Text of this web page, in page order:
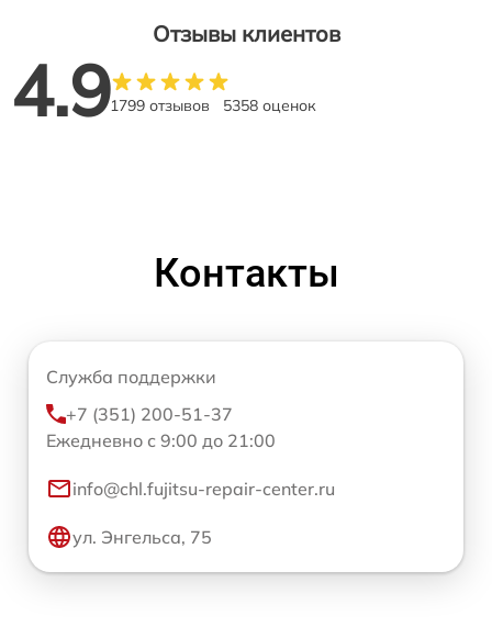
Отзывы клиентов
4.91799 отзывов 5358 оценок
Контакты
Служба поддержки
+7 (351) 200-51-37
Ежедневно с 9:00 до 21:00
info@chl.fujitsu-repair-center.ru
ул. Энгельса, 75